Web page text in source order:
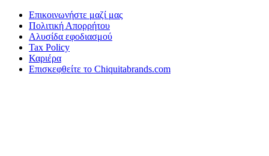
Επικοινωνήστε μαζί μας
Πολιτική Απορρήτου
Αλυσίδα εφοδιασμού
Tax Policy
Καριέρα
Επισκεφθείτε το Chiquitabrands.com